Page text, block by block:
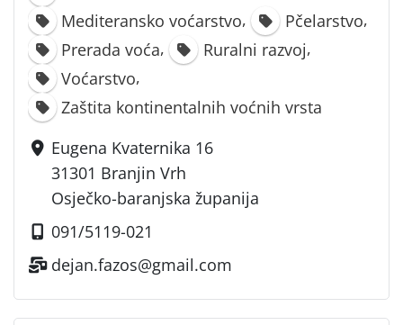
Mediteransko voćarstvo, Pčelarstvo,
Prerada voća, Ruralni razvoj,
Voćarstvo,
Zaštita kontinentalnih voćnih vrsta
Eugena Kvaternika 16
31301 Branjin Vrh
Osječko-baranjska županija
091/5119-021
dejan.fazos@gmail.com